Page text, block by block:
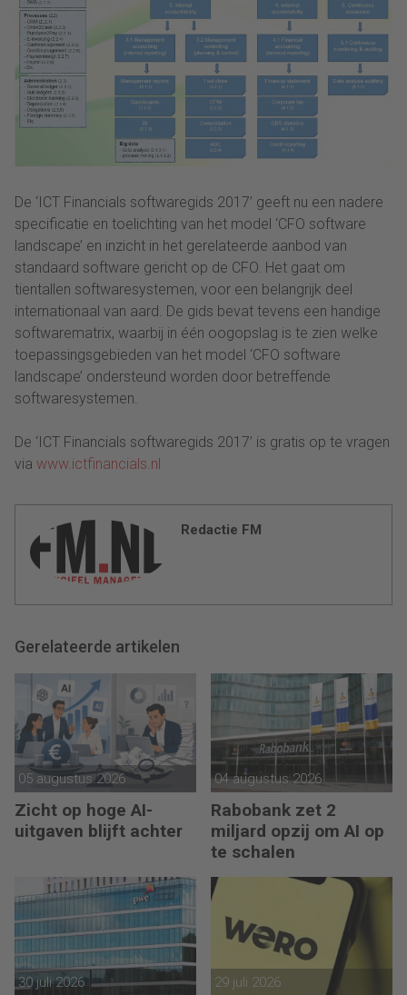
De ‘ICT Financials softwaregids 2017’ geeft nu een nadere
specificatie en toelichting van het model ‘CFO software
landscape’ en inzicht in het gerelateerde aanbod van
standaard software gericht op de CFO. Het gaat om
tientallen softwaresystemen, voor een belangrijk deel
internationaal van aard. De gids bevat tevens een handige
softwarematrix, waarbij in één oogopslag is te zien welke
toepassingsgebieden van het model ‘CFO software
landscape’ ondersteund worden door betreffende
softwaresystemen.
De ‘ICT Financials softwaregids 2017’ is gratis op te vragen
via www.ictfinancials.nl
Redactie FM
Gerelateerde artikelen
05 augustus 2026
Zicht op hoge AI-
uitgaven blijft achter
04 augustus 2026
Rabobank zet 2
miljard opzij om AI op
te schalen
30 juli 2026 29 juli 2026